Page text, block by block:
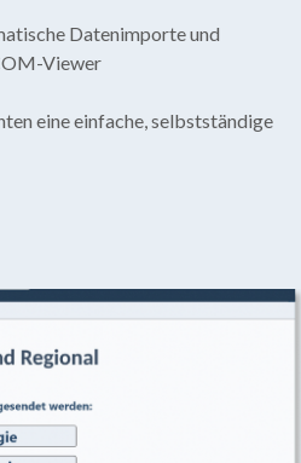
Datenimporte und
Viewer
eine einfache, selbstständige